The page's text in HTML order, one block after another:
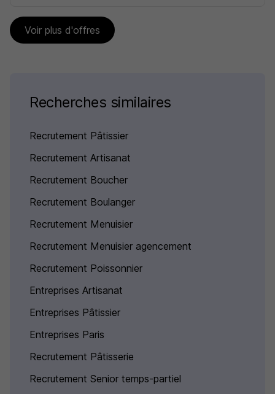
Voir plus d'offres
Recherches similaires
Recrutement Pâtissier
Recrutement Artisanat
Recrutement Boucher
Recrutement Boulanger
Recrutement Menuisier
Recrutement Menuisier agencement
Recrutement Poissonnier
Entreprises Artisanat
Entreprises Pâtissier
Entreprises Paris
Recrutement Pâtisserie
Recrutement Senior temps-partiel